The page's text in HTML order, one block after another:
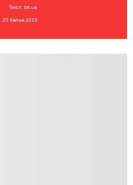
Текст: bit.ua
20 Квітня 2016